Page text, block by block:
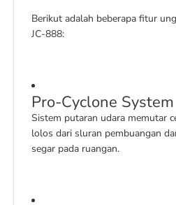
Berikut adalah beberapa fitur
JC-888:
Pro-Cyclone System
Sistem putaran udara memutar
lolos dari sluran pembuangan
segar pada ruangan.